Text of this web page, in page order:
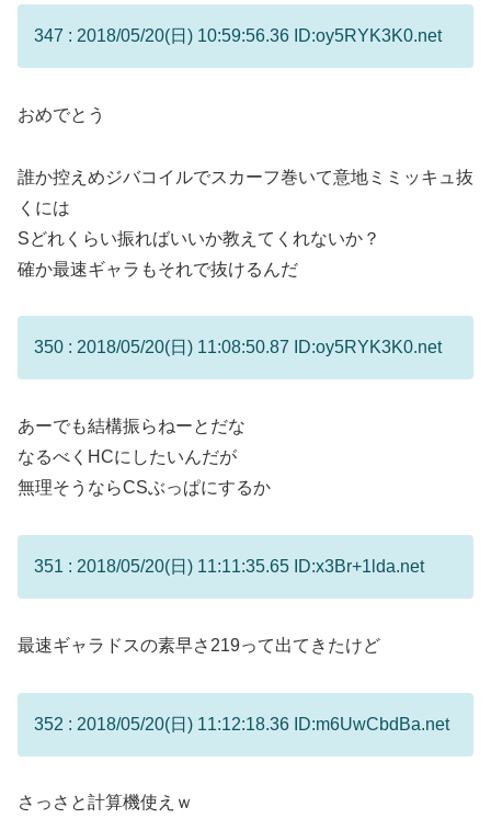
347 : 2018/05/20(日) 10:59:56.36 ID:oy5RYK3K0.net
おめでとう
誰か控えめジバコイルでスカーフ巻いて意地ミミッキュ抜
くには
Sどれくらい振ればいいか教えてくれないか？
確か最速ギャラもそれで抜けるんだ
350 : 2018/05/20(日) 11:08:50.87 ID:oy5RYK3K0.net
あーでも結構振らねーとだな
なるべくHCにしたいんだが
無理そうならCSぶっぱにするか
351 : 2018/05/20(日) 11:11:35.65 ID:x3Br+1lda.net
最速ギャラドスの素早さ219って出てきたけど
352 : 2018/05/20(日) 11:12:18.36 ID:m6UwCbdBa.net
さっさと計算機使えｗ